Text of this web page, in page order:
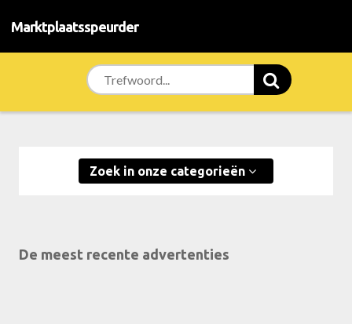
Marktplaatsspeurder
Zoek in onze categorieën
De meest recente advertenties